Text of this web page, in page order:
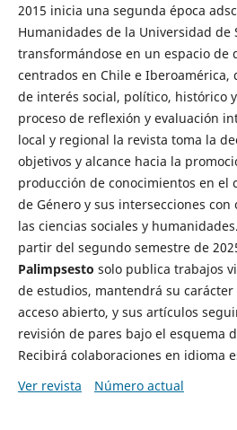
2015 inicia una segunda época
Humanidades de la Universidad de
transformándose en un espacio de
centrados en Chile e Iberoamérica,
de interés social, político, histórico
proceso de reflexión y evaluación
local y regional la revista toma la
objetivos y alcance hacia la
producción de conocimientos en el
de Género y sus intersecciones
las ciencias sociales y
partir del segundo semestre de
Palimpsesto solo publica trabajos
de estudios, mantendrá su
acceso abierto, y sus artículos
revisión de pares bajo el esquema
Recibirá colaboraciones en idioma
Ver revista
Número actual